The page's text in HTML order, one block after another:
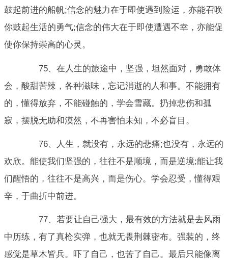
鼓起前进的船帆;信念的魅力在于即使遇到险运，亦能召唤
你鼓起生活的勇气;信念的伟大在于即使遭遇不幸，亦能促
使你保持崇高的心灵。
75、在人生的旅途中，坚强，坦然面对，勇敢体
会，酸甜苦辣，各种滋味，忘记消逝的人和事。不能拥有
的，懂得放弃，不能碰触的，学会雪藏。扔掉悲伤和孤
寂，摆脱无助和漠然，不再害怕未知，不必盲目。
76、人生，就没有，永远的悲痛;也没有，永远的
欢欣。能使我们坚强的，往往不是顺境，而是逆境;能让我
们醒悟的，往往不是高兴，而是伤心。学会忍受，懂得艰
辛，于曲折中前进。
77、若要让自己强大，最有效的方法就是去风雨
中历练，有了真枪实弹，也就无畏荆棘密布。强装的，终
感觉是草木皆兵。吓了自己，也苦了自己。最后只能像离